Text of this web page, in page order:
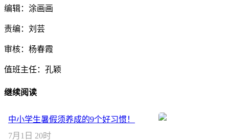
编辑：涂画画
责编：刘芸
审核：杨春霞
值班主任：孔颖
继续阅读
中小学生暑假须养成的9个好习惯！
7月1日 20时